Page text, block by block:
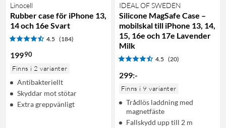
Linocell
Rubber case för iPhone 13,
14 och 16e Svart
4.5 (184)
19990
Finns i 2 varianter
Antibakteriellt
Skyddar mot stötar
Extra greppvänligt
IDEAL OF SWEDEN
Silicone MagSafe Case –
mobilskal till iPhone 13, 14,
15, 16e och 17e Lavender
Milk
4.5 (20)
299:-
Finns i 9 varianter
Trådlös laddning med
magnetfäste
Fallskydd upp till 2 m